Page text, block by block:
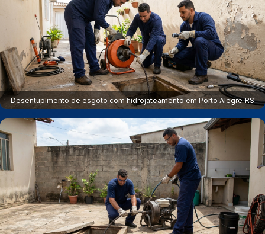
Desentupimento de esgoto com hidrojateamento em Porto Alegre‑RS